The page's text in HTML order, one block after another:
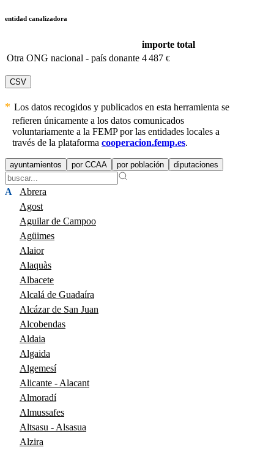
entidad canalizadora
importe total
Otra ONG nacional - país donante 4 487 €
CSV
Los datos recogidos y publicados en esta herramienta se
refieren únicamente a los datos comunicados
voluntariamente a la FEMP por las entidades locales a
través de la plataforma cooperacion.femp.es.
ayuntamientos por CCAA por población diputaciones
A
Abrera
Agost
Aguilar de Campoo
Agüimes
Alaior
Alaquàs
Albacete
Alcalá de Guadaíra
Alcázar de San Juan
Alcobendas
Aldaia
Algaida
Algemesí
Alicante - Alacant
Almoradí
Almussafes
Altsasu - Alsasua
Alzira